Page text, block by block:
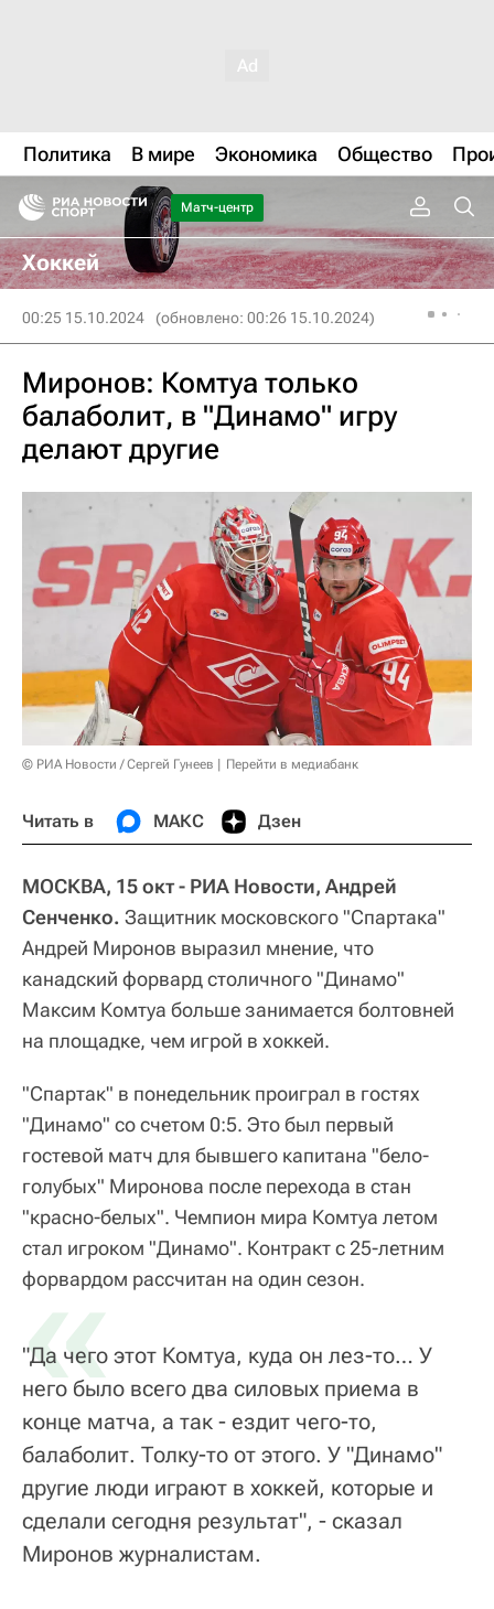
Политика В мире Экономика Общество
Матч-центр
Хоккей
00:25 15.10.2024 (обновлено: 00:26 15.10.2024)
Миронов: Комтуа только
балаболит, в "Динамо" игру
делают другие
© РИА Новости / Сергей Гунеев Перейти в медиабанк
Читать в МАКС Дзен
МОСКВА, 15 окт - РИА Новости, Андрей
Сенченко. Защитник московского "Спартака"
Андрей Миронов выразил мнение, что
канадский форвард столичного "Динамо"
Максим Комтуа больше занимается болтовней
на площадке, чем игрой в хоккей.
"Спартак" в понедельник проиграл в гостях
"Динамо" со счетом 0:5. Это был первый
гостевой матч для бывшего капитана "бело-
голубых" Миронова после перехода в стан
"красно-белых". Чемпион мира Комтуа летом
стал игроком "Динамо". Контракт с 25-летним
форвардом рассчитан на один сезон.
«
"Да чего этот Комтуа, куда он лез-то… У
него было всего два силовых приема в
конце матча, а так - ездит чего-то,
балаболит. Толку-то от этого. У "Динамо"
другие люди играют в хоккей, которые и
сделали сегодня результат", - сказал
Миронов журналистам.